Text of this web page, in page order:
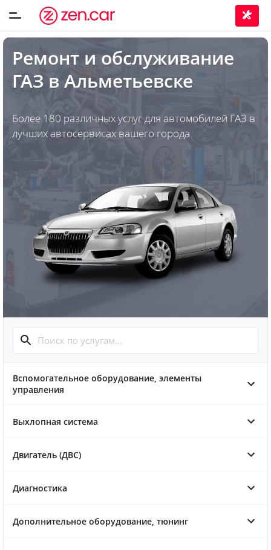
Ремонт и обслуживание
ГАЗ в Альметьевске
Более 180 различных услуг для автомобилей ГАЗ в
лучших автосервисах вашего города
Вспомогательное оборудование, элементы
управления
Выхлопная система
Двигатель (ДВС)
Диагностика
Дополнительное оборудование, тюнинг